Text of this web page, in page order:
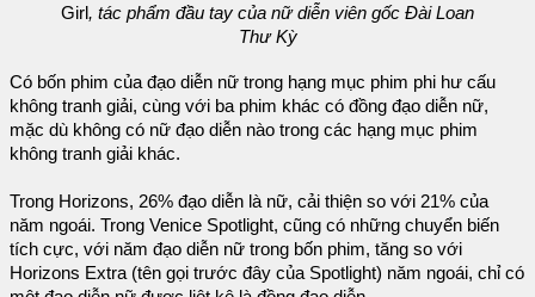
Girl, tác phẩm đầu tay của nữ diễn viên gốc Đài Loan
Thư Kỳ
Có bốn phim của đạo diễn nữ trong hạng mục phim phi hư cấu
không tranh giải, cùng với ba phim khác có đồng đạo diễn nữ,
mặc dù không có nữ đạo diễn nào trong các hạng mục phim
không tranh giải khác.
Trong Horizons, 26% đạo diễn là nữ, cải thiện so với 21% của
năm ngoái. Trong Venice Spotlight, cũng có những chuyển biến
tích cực, với năm đạo diễn nữ trong bốn phim, tăng so với
Horizons Extra (tên gọi trước đây của Spotlight) năm ngoái, chỉ có